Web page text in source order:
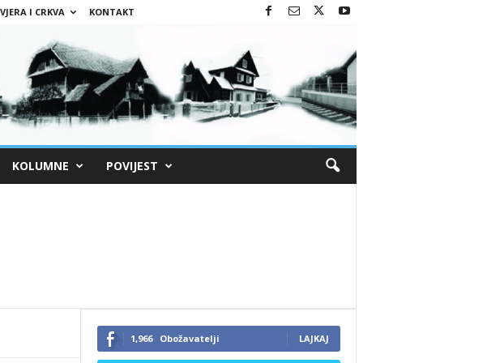
VJERA I CRKVA KONTAKT
KOLUMNE POVIJEST
1,966 Obožavatelji LAJKAJ